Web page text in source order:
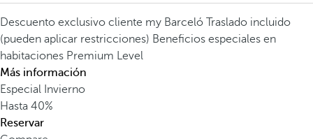
Descuento exclusivo cliente my Barceló Traslado incluido
(pueden aplicar restricciones) Beneficios especiales en
habitaciones Premium Level
Más información
Especial Invierno
Hasta 40%
Reservar